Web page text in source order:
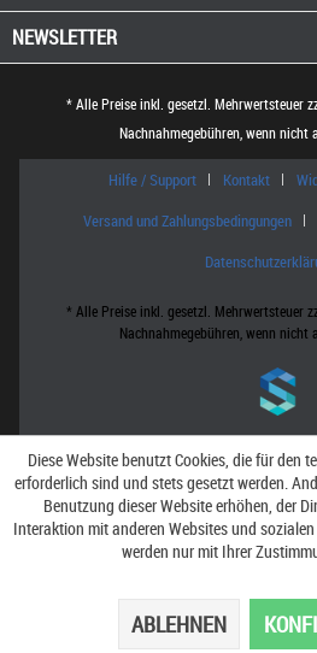
NEWSLETTER
* Alle Preise inkl. gesetzl. Mehrwertsteuer
Nachnahmegebühren, wenn nicht
Hilfe / Support Kontakt
Versand und Zahlungsbedingungen
* Alle Preise inkl. gesetzl. Mehrwertsteuer
Nachnahmegebühren, wenn nicht
Diese Website benutzt Cookies, die für den
erforderlich sind und stets gesetzt werden.
Benutzung dieser Website erhöhen, der
Interaktion mit anderen Websites und
werden nur mit Ihrer
ABLEHNEN